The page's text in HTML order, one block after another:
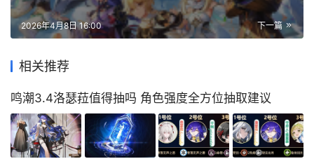
下一篇
2026年4月8日 16:00
相关推荐
鸣潮3.4洛瑟菈值得抽吗 角色强度全方位抽取建议